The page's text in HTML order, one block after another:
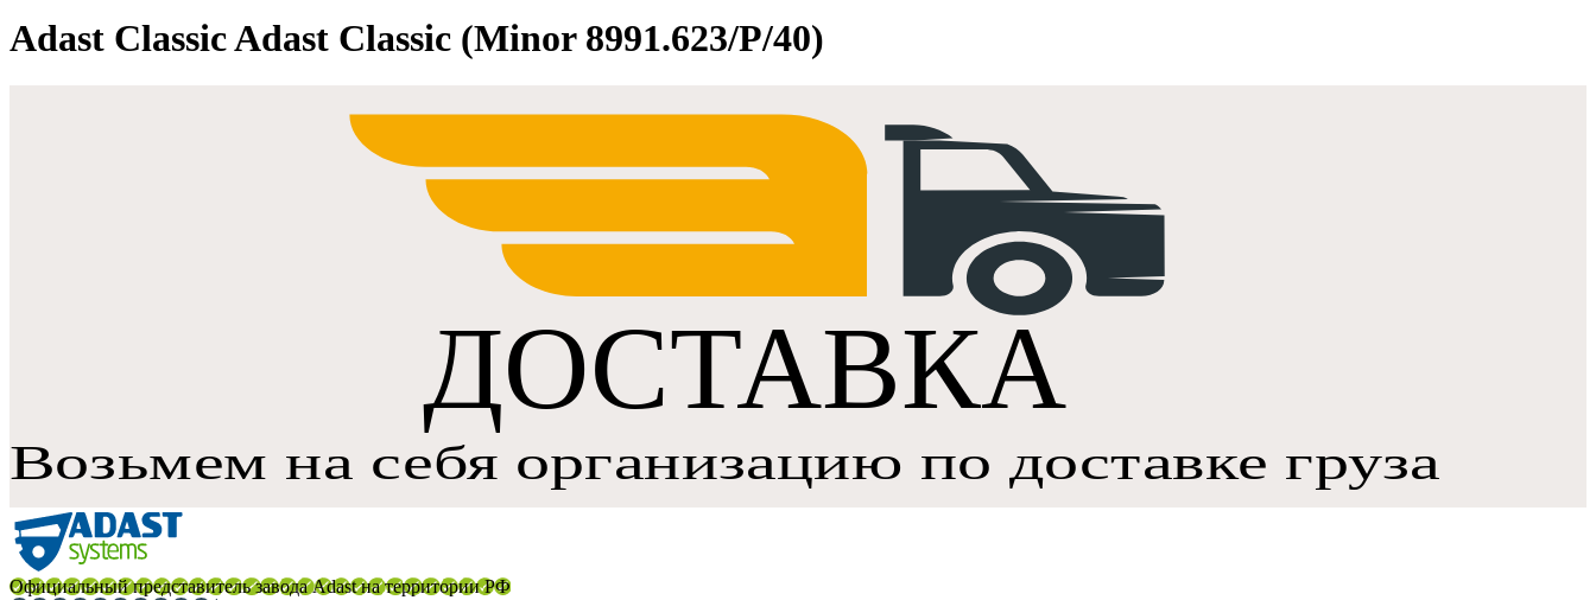
Adast Classic Adast Classic (Minor 8991.623/P/40)
Официальный представитель завода Adast на территории РФ